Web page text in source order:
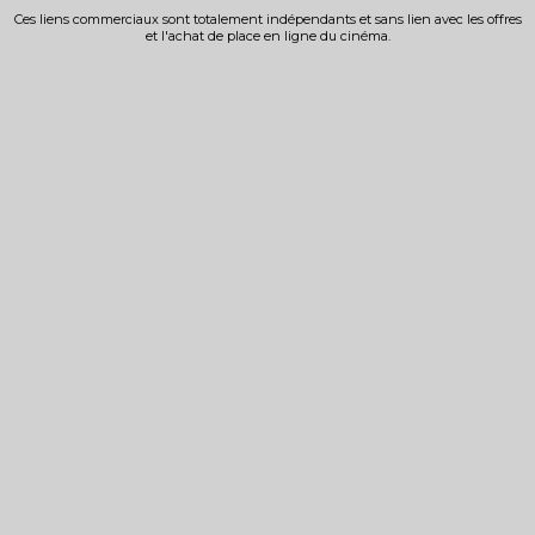
Ces liens commerciaux sont totalement indépendants et sans lien avec les offres
et l'achat de place en ligne du cinéma.